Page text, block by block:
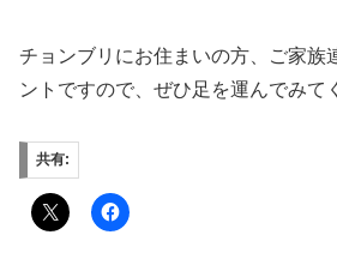
チョンブリにお住まいの方、ご家族
ントですので、ぜひ足を運んでみて
共有: